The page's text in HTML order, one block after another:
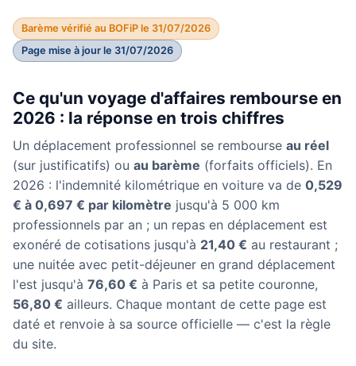
Barème vérifié au BOFiP le 31/07/2026
Page mise à jour le 31/07/2026
Ce qu'un voyage d'affaires rembourse en
2026 : la réponse en trois chiffres
Un déplacement professionnel se rembourse au réel
(sur justificatifs) ou au barème (forfaits officiels). En
2026 : l'indemnité kilométrique en voiture va de 0,529
€ à 0,697 € par kilomètre jusqu'à 5 000 km
professionnels par an ; un repas en déplacement est
exonéré de cotisations jusqu'à 21,40 € au restaurant ;
une nuitée avec petit-déjeuner en grand déplacement
l'est jusqu'à 76,60 € à Paris et sa petite couronne,
56,80 € ailleurs. Chaque montant de cette page est
daté et renvoie à sa source officielle — c'est la règle
du site.